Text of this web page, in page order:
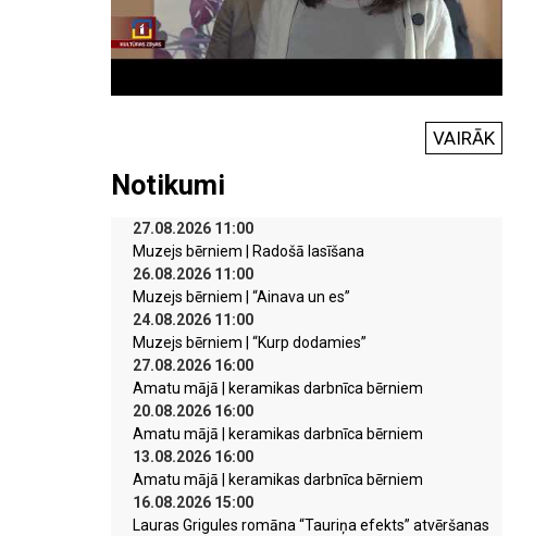
VAIRĀK
Notikumi
27.08.2026 11:00
Muzejs bērniem | Radošā lasīšana
26.08.2026 11:00
Muzejs bērniem | “Ainava un es”
24.08.2026 11:00
Muzejs bērniem | “Kurp dodamies”
27.08.2026 16:00
Amatu mājā | keramikas darbnīca bērniem
20.08.2026 16:00
Amatu mājā | keramikas darbnīca bērniem
13.08.2026 16:00
Amatu mājā | keramikas darbnīca bērniem
16.08.2026 15:00
Lauras Grigules romāna “Tauriņa efekts” atvēršanas